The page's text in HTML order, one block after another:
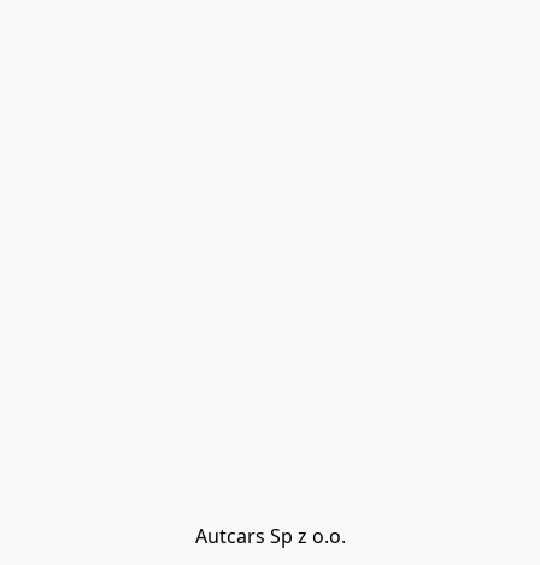
Autcars Sp z o.o.